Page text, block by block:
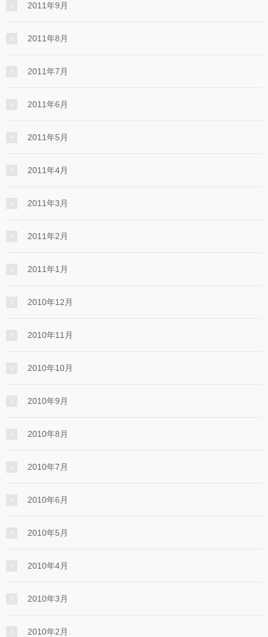
2011年9月
2011年8月
2011年7月
2011年6月
2011年5月
2011年4月
2011年3月
2011年2月
2011年1月
2010年12月
2010年11月
2010年10月
2010年9月
2010年8月
2010年7月
2010年6月
2010年5月
2010年4月
2010年3月
2010年2月